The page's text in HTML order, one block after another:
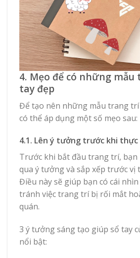
4. Mẹo để có những
tay đẹp
Để tạo nên những mẫu trang trí
có thể áp dụng một số mẹo sau:
4.1. Lên ý tưởng trước khi thực
Trước khi bắt đầu trang trí, bạn
qua ý tưởng và sắp xếp trước vị
Điều này sẽ giúp bạn có cái
tránh việc trang trí bị rối mắt
quán.
3 ý tưởng sáng tạo giúp sổ tay
nổi bật: